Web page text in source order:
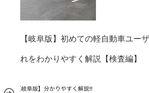
【岐阜版】初めての軽自動車ユー
れをわかりやすく解説【検査編】